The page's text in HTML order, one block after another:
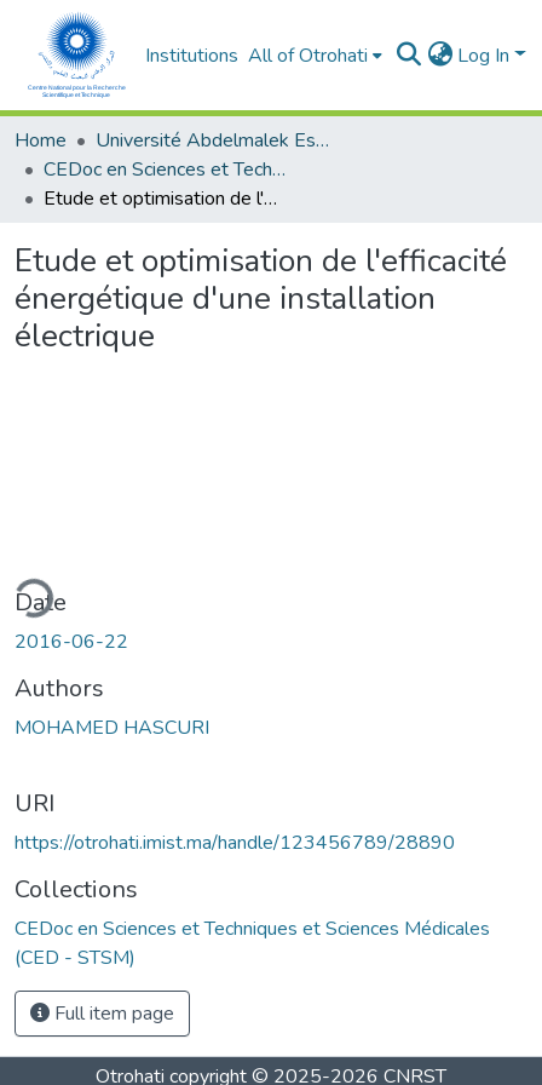
Institutions All of Otrohati Log In
Home
Université Abdelmalek Essaâdi - Tétouan
CEDoc en Sciences et Techniques et Sciences Médicales (CED - STSM)
Etude et optimisation de l'efficacité énergétique d'une installation électrique
Etude et optimisation de l'efficacité
énergétique d'une installation
électrique
Date
2016-06-22
Authors
MOHAMED HASCURI
URI
https://otrohati.imist.ma/handle/123456789/28890
Collections
CEDoc en Sciences et Techniques et Sciences Médicales
(CED - STSM)
Full item page
Otrohati copyright © 2025-2026 CNRST